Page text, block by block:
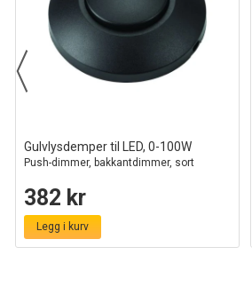
Gulvlysdemper til LED, 0-100W
Push-dimmer, bakkantdimmer, sort
382 kr
Legg i kurv